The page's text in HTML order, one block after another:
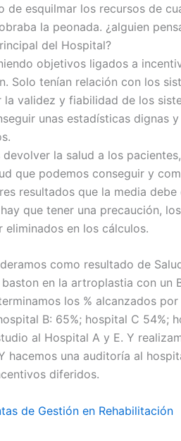
de esquilmar los recursos de
la peonada. ¿alguien
del Hospital?
objetivos ligados a
Solo tenían relación con los
la validez y fiabilidad de los
unas estadísticas dignas
devolver la salud a los
que podemos conseguir y
resultados que la media
que tener una precaución,
eliminados en los cálculos.
como resultado de
en la artroplastia con un
los % alcanzados
B: 65%; hospital C 54%;
al Hospital A y E. Y
hacemos una auditoría al
diferidos.
de Gestión en Rehabilitación